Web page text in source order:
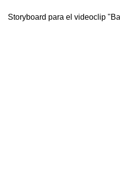
Storyboard para el videoclip